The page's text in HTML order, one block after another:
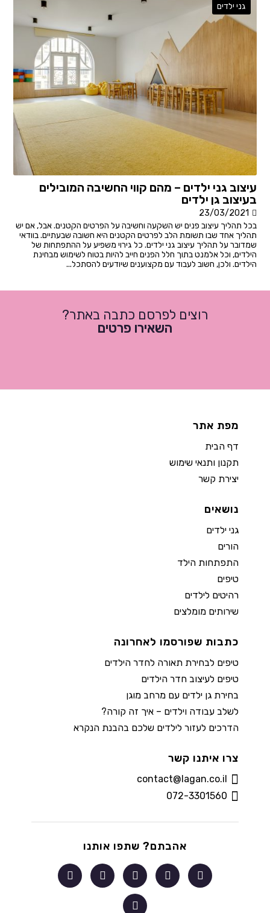
גני ילדים
עיצוב גני ילדים – מהם קווי החשיבה המובילים
בעיצוב גן ילדים
23/03/2021
בכל תהליך עיצוב פנים יש השקעה וחשיבה על הפרטים הקטנים. אבל, אם יש
תהליך אחד שבו תשומת הלב לפרטים הקטנים היא חשובה שבעתיים. בוודאי
שמדובר על תהליך עיצוב גני ילדים. כל גירוי משפיע על ההתפתחות של
הילדים, וכל אלמנט בתוך חלל הפנים חייב להיות בטוח לשימוש מבחינת
הילדים. ולכן, חשוב לעבוד עם מקצוענים שיודעים להסתכל...
רוצים לפרסם כתבה באתר?
השאירו פרטים
מפת אתר
דף הבית
תקנון ותנאי שימוש
יצירת קשר
נושאים
גני ילדים
הורים
התפתחות הילד
טיפים
רהיטים לילדים
שירותים מומלצים
כתבות שפורסמו לאחרונה
טיפים לבחירת תאורה לחדר הילדים
טיפים לעיצוב חדר הילדים
בחירת גן ילדים עם מרחב מוגן
לשלב עבודה וילדים – איך זה קורה?
הדרכים לעזור לילדים שלכם בהבנת הנקרא
צרו איתנו קשר
contact@lagan.co.il
072-3301560
אהבתם? שתפו אותנו